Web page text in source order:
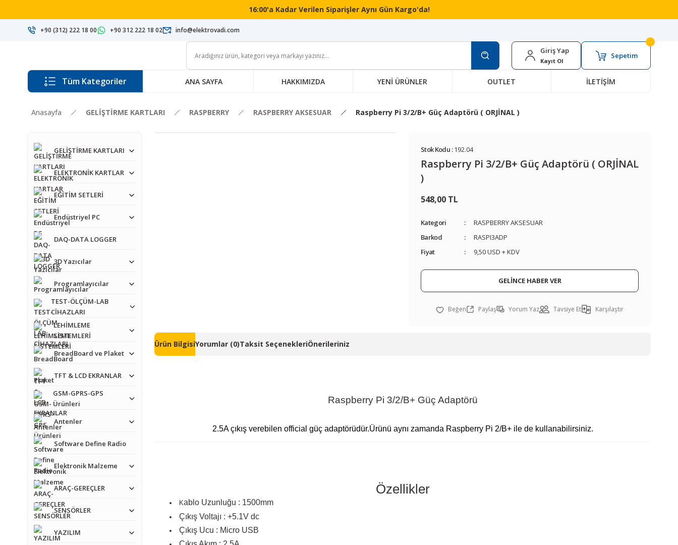
16:00'a Kadar Verilen Siparişler Aynı Gün Kargo'da!
+90 (312) 222 18 00 +90 312 222 18 02 info@elektrovadi.com
Giriş Yap
Kayıt Ol
Sepetim
Tüm Kategoriler ANA SAYFA HAKKIMIZDA YENİ ÜRÜNLER OUTLET İLETİŞİM
Anasayfa GELİŞTİRME KARTLARI RASPBERRY RASPBERRY AKSESUAR Raspberry Pi 3/2/B+ Güç Adaptörü ( ORJİNAL )
GELİŞTİRME KARTLARI
ELEKTRONİK KARTLAR
EĞİTİM SETLERİ
Endüstriyel PC
DAQ-DATA LOGGER
3D Yazıcılar
Programlayıcılar
TEST-ÖLÇÜM-LAB
CİHAZLARI
LEHİMLEME
SİSTEMLERİ
BreadBoard ve Plaket
TFT & LCD EKRANLAR
GSM-GPRS-GPS
Ürünleri
Antenler
Software Define Radio
Elektronik Malzeme
ARAÇ-GEREÇLER
SENSÖRLER
YAZILIM
Stok Kodu :192.04
Raspberry Pi 3/2/B+ Güç Adaptörü ( ORJİNAL
)
548,00 TL
Kategori
RASPBERRY AKSESUAR
Barkod
RASPI3ADP
Fiyat
9,50 USD + KDV
GELİNCE HABER VER
Paylaş Yorum Yaz Tavsiye Et Karşılaştır
Ürün BilgisiYorumlar (0)Taksit SeçenekleriÖnerileriniz
Raspberry Pi 3/2/B+ Güç Adaptörü
2.5A çıkış verebilen official güç adaptörüdür.Ürünü aynı zamanda Raspberry Pi 2/B+ ile de kullanabilirsiniz.
Özellikler
Kablo Uzunluğu : 1500mm
Çıkış Voltajı : +5.1V dc
Çıkış Ucu : Micro USB